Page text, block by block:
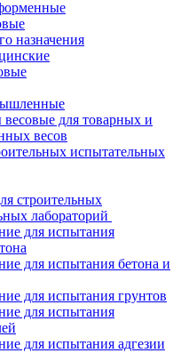
назначения
для товарных и
весов
испытательных
строительных
лабораторий
для испытания
для испытания бетона и
для испытания грунтов
для испытания
для испытания адгезии